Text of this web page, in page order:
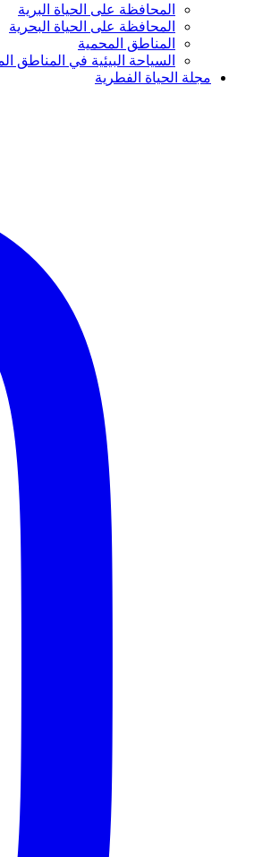
المحافظة على الحياة البرية
المحافظة على الحياة البحرية
المناطق المحمية
السياحة البيئية في المناطق
مجلة الحياة الفطرية